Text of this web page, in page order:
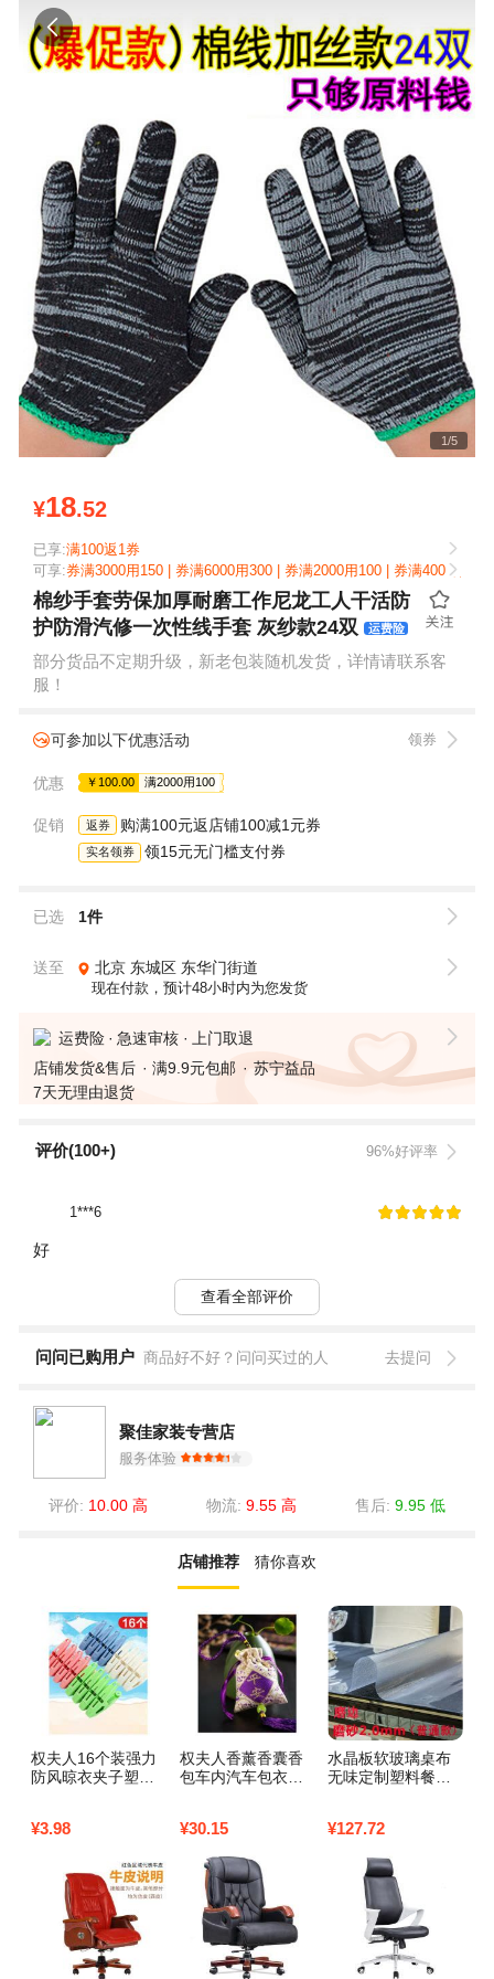
1/5
¥18.52
已享:满100返1券
可享:券满3000用150 | 券满6000用300 | 券满2000用100 | 券满4000用
棉纱手套劳保加厚耐磨工作尼龙工人干活防
护防滑汽修一次性线手套 灰纱款24双 运费险
部分货品不定期升级，新老包装随机发货，详情请联系客
服！
可参加以下优惠活动 领券
优惠 ￥100.00 满2000用100
促销 返券 购满100元返店铺100减1元券
实名领券 领15元无门槛支付券
已选 1件
送至 北京 东城区 东华门街道
现在付款，预计48小时内为您发货
运费险 急速审核
上门取退
店铺发货&售后
满9.9元包邮
苏宁益品
7天无理由退货
评价(100+) 96%好评率
1***6
好
查看全部评价
问问已购用户 商品好不好？问问买过的人 去提问
聚佳家装专营店
服务体验
评价: 10.00 高 物流: 9.55 高 售后:9.95 低
店铺推荐 猜你喜欢
权夫人16个装强力
防风晾衣夹子塑料
2
¥3.98
权夫人香薰香囊香
包车内汽车包衣柜
¥30.15
水晶板软玻璃桌布
无味定制塑料餐桌
0*150 磨边磨砂2.0
¥127.72